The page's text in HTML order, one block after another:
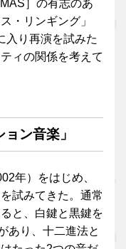
］の有志のあ
・リンギング」
入り再演を試みた
ィの関係を考えて
ン音楽」
年）をはじめ、
試みてきた。通常
と、白鍵と黒鍵を
あり、十二進法と